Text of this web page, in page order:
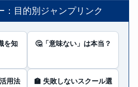
：目的別ジャンプリンク
を知
🤔「意味ない」は本当？
用法
🏫 失敗しないスクール選